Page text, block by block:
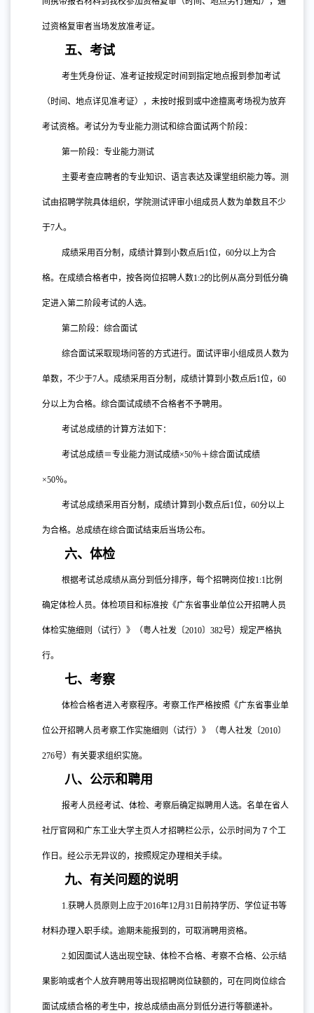
过资格复审者当场发放准考证。
五、考试
考生凭身份证、准考证按规定时间到指定地点报到参加考试
（时间、地点详见准考证），未按时报到或中途擅离考场视为放弃
考试资格。考试分为专业能力测试和综合面试两个阶段：
第一阶段：专业能力测试
主要考查应聘者的专业知识、语言表达及课堂组织能力等。测
试由招聘学院具体组织，学院测试评审小组成员人数为单数且不少
于7人。
成绩采用百分制，成绩计算到小数点后1位，60分以上为合
格。在成绩合格者中，按各岗位招聘人数1:2的比例从高分到低分确
定进入第二阶段考试的人选。
第二阶段：综合面试
综合面试采取现场问答的方式进行。面试评审小组成员人数为
单数，不少于7人。成绩采用百分制，成绩计算到小数点后1位，60
分以上为合格。综合面试成绩不合格者不予聘用。
考试总成绩的计算方法如下：
考试总成绩＝专业能力测试成绩×50％＋综合面试成绩
×50％。
考试总成绩采用百分制，成绩计算到小数点后1位，60分以上
为合格。总成绩在综合面试结束后当场公布。
六、体检
根据考试总成绩从高分到低分排序，每个招聘岗位按1:1比例
确定体检人员。体检项目和标准按《广东省事业单位公开招聘人员
体检实施细则（试行）》（粤人社发〔2010〕382号）规定严格执
行。
七、考察
体检合格者进入考察程序。考察工作严格按照《广东省事业单
位公开招聘人员考察工作实施细则（试行）》（粤人社发〔2010〕
276号）有关要求组织实施。
八、公示和聘用
报考人员经考试、体检、考察后确定拟聘用人选。名单在省人
社厅官网和广东工业大学主页人才招聘栏公示，公示时间为７个工
作日。经公示无异议的，按照规定办理相关手续。
九、有关问题的说明
1.获聘人员原则上应于2016年12月31日前持学历、学位证书等
材料办理入职手续。逾期未能报到的，可取消聘用资格。
2.如因面试人选出现空缺、体检不合格、考察不合格、公示结
果影响或者个人放弃聘用等出现招聘岗位缺额的，可在同岗位综合
面试成绩合格的考生中，按总成绩由高分到低分进行等额递补。